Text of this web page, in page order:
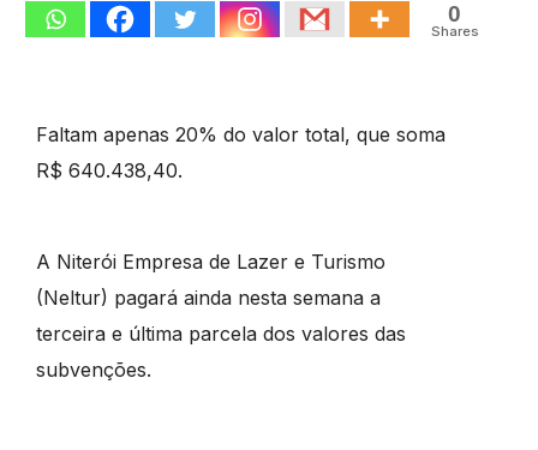
0
Shares
Faltam apenas 20% do valor total, que soma
R$ 640.438,40.
A Niterói Empresa de Lazer e Turismo
(Neltur) pagará ainda nesta semana a
terceira e última parcela dos valores das
subvenções.